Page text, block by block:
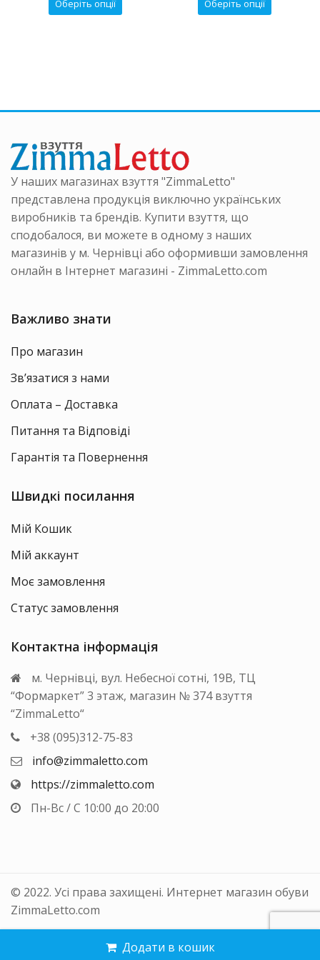
Додати в кошик
2050 ₴.1500 ₴.
Оберіть опції
товар
можна
сторінці
товару
2050 ₴.1500 ₴.
Оберіть опції
товар
можна
У наших магазинах взуття "ZimmaLetto"
представлена продукція виключно українських
виробників та брендів. Купити взуття, що
сподобалося, ви можете в одному з наших
магазинів у м. Чернівці або оформивши замовлення
онлайн в Інтернет магазині - ZimmaLetto.com
Важливо знати
Про магазин
Зв’язатися з нами
Оплата – Доставка
Питання та Відповіді
Гарантія та Повернення
Швидкі посилання
Мій Кошик
Мій аккаунт
Моє замовлення
Статус замовлення
Контактна інформація
м. Чернівці, вул. Небесної сотні, 19В, ТЦ
“Формаркет” 3 этаж, магазин № 374 взуття
“ZimmaLetto“
+38 (095)312-75-83
info@zimmaletto.com
https://zimmaletto.com
Пн-Вс / С 10:00 до 20:00
© 2022. Усі права захищені. Интернет магазин обуви
ZimmaLetto.com